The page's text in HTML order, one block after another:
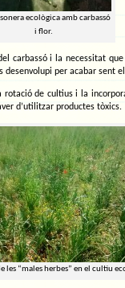
ecològica amb carbassó
i flor.
carbassó i la necessitat
per acabar sent
de cultius i la
d’utilitzar productes tòxics.
les “males herbes” en el cultiu